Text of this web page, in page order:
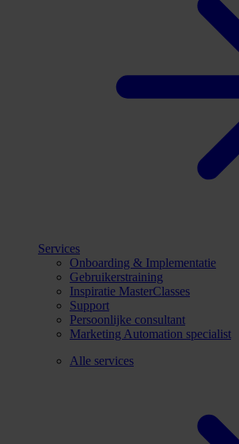
Services
Onboarding & Implementatie
Gebruikerstraining
Inspiratie MasterClasses
Support
Persoonlijke consultant
Marketing Automation specialist
Alle services